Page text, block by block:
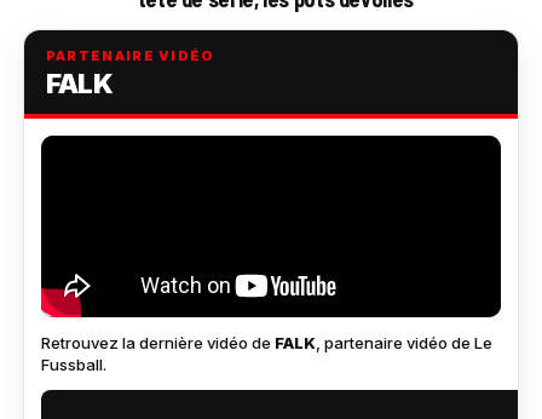
PARTENAIRE VIDÉO
FALK
Retrouvez la dernière vidéo de FALK, partenaire vidéo de Le
Fussball.